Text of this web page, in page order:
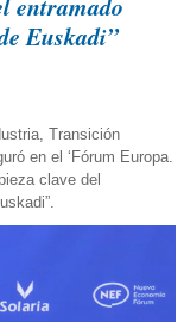
Euskadi”
Transición
en el ‘Fórum Europa.
clave del